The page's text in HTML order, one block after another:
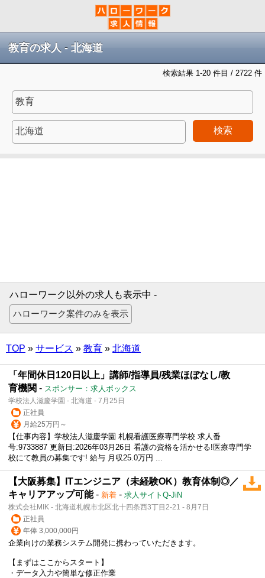
教育の求人 - 北海道
検索結果 1-20 件目 / 2722 件
検索
ハローワーク以外の求人も表示中 -
TOP » サービス » 教育 » 北海道
「年間休日120日以上」講師/指導員/残業ほぼなし/教
育機関 - スポンサー：求人ボックス
学校法人滋慶学園 - 北海道 - 7月25日
正社員
月給25万円～
【仕事内容】学校法人滋慶学園 札幌看護医療専門学校 求人番
号:9733887 更新日:2026年03月26日 看護の資格を活かせる!医療専門学
校にて教員の募集です! 給与 月収25.0万円 ...
【大阪募集】ITエンジニア（未経験OK）教育体制◎／
キャリアアップ可能- 新着 - 求人サイトQ-JiN
株式会社MIK - 北海道札幌市北区北十四条西3丁目2-21 - 8月7日
正社員
年俸 3,000,000円
企業向けの業務システム開発に携わっていただきます。
【まずはここからスタート】
・データ入力や簡単な修正作業